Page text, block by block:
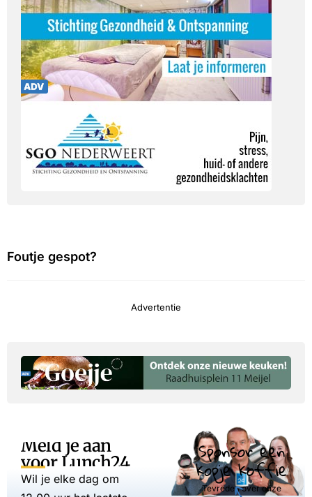
Foutje gespot?
Advertentie
Meld je aan
voor Lunch24
Wil je elke dag om
Sponsor een
kopje koffie
Tevreden over onze